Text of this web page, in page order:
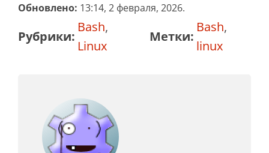
Обновлено: 13:14, 2 февраля, 2026.
Рубрики:
Bash,
Linux
Метки:
Bash,
linux